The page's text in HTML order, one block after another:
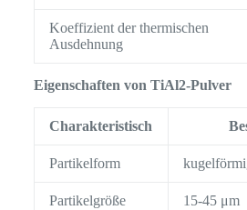
Koeffizient der thermischen
Ausdehnung
Eigenschaften von TiAl2-Pulver
Charakteristisch
Partikelform
Partikelgröße 15-45 μm